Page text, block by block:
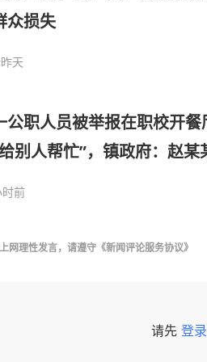
众损失
昨天
公职人员被举报在职校开
别人帮忙”，镇政府：赵某
前
网理性发言，请遵守 《新闻评论服务协议》
请先 登录